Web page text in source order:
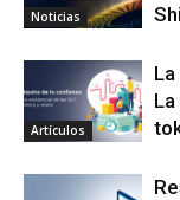
Noticias
Artículos